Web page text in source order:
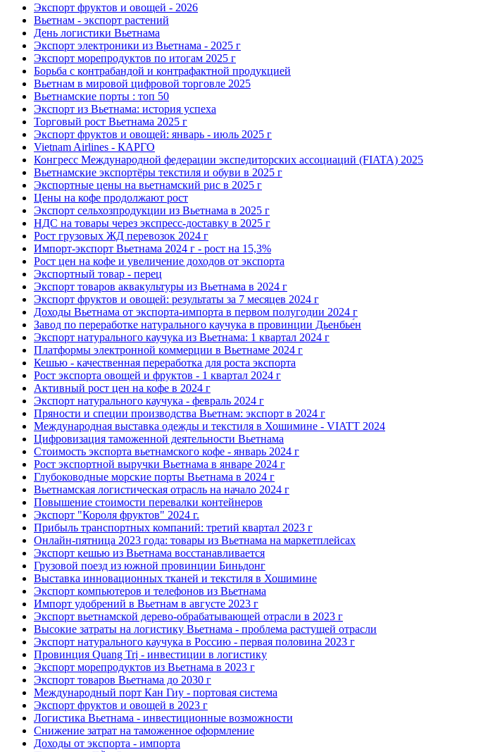
Экспорт фруктов и овощей - 2026
Вьетнам - экспорт растений
День логистики Вьетнама
Экспорт электроники из Вьетнама - 2025 г
Экспорт морепродуктов по итогам 2025 г
Борьба с контрабандой и контрафактной продукцией
Вьетнам в мировой цифровой торговле 2025
Вьетнамские порты : топ 50
Экспорт из Вьетнама: история успеха
Торговый рост Вьетнама 2025 г
Экспорт фруктов и овощей: январь - июль 2025 г
Vietnam Airlines - КАРГО
Конгресс Международной федерации экспедиторских ассоциаций (FIATA) 2025
Вьетнамские экспортёры текстиля и обуви в 2025 г
Экспортные цены на вьетнамский рис в 2025 г
Цены на кофе продолжают рост
Экспорт сельхозпродукции из Вьетнама в 2025 г
НДС на товары через экспресс-доставку в 2025 г
Рост грузовых ЖД перевозок 2024 г
Импорт-экспорт Вьетнама 2024 г - рост на 15,3%
Рост цен на кофе и увеличение доходов от экспорта
Экспортный товар - перец
Экспорт товаров аквакультуры из Вьетнама в 2024 г
Экспорт фруктов и овощей: результаты за 7 месяцев 2024 г
Доходы Вьетнама от экспорта-импорта в первом полугодии 2024 г
Завод по переработке натурального каучука в провинции Дьенбье́н
Экспорт натурального каучука из Вьетнама: 1 квартал 2024 г
Платформы электронной коммерции в Вьетнаме 2024 г
Кешью - качественная переработка для роста экспорта
Рост экспорта овощей и фруктов - 1 квартал 2024 г
Активный рост цен на кофе в 2024 г
Экспорт натурального каучука - февраль 2024 г
Пряности и специи производства Вьетнам: экспорт в 2024 г
Международная выставка одежды и текстиля в Хошимине - VIATT 2024
Цифровизация таможенной деятельности Вьетнама
Стоимость экспорта вьетнамского кофе - январь 2024 г
Рост экспортной выручки Вьетнама в январе 2024 г
Глубоководные морские порты Вьетнама в 2024 г
Вьетнамская логистическая отрасль на начало 2024 г
Повышение стоимости перевалки контейнеров
Экспорт "Короля фруктов" 2024 г.
Прибыль транспортных компаний: третий квартал 2023 г
Онлайн-пятница 2023 года: товары из Вьетнама на маркетплейсах
Экспорт кешью из Вьетнама восстанавливается
Грузовой поезд из южной провинции Биньдонг
Выставка инновационных тканей и текстиля в Хошимине
Экспорт компьютеров и телефонов из Вьетнама
Импорт удобрений в Вьетнам в августе 2023 г
Экспорт вьетнамской дерево-обрабатывающей отрасли в 2023 г
Высокие затраты на логистику Вьетнама - проблема растущей отрасли
Экспорт натурального каучука в Россию - первая половина 2023 г
Провинция Quang Trị - инвестиции в логистику
Экспорт морепродуктов из Вьетнама в 2023 г
Экспорт товаров Вьетнама до 2030 г
Международный порт Кан Гиу - портовая система
Экспорт фруктов и овощей в 2023 г
Логистика Вьетнама - инвестиционные возможности
Снижение затрат на таможенное оформление
Доходы от экспорта - импорта